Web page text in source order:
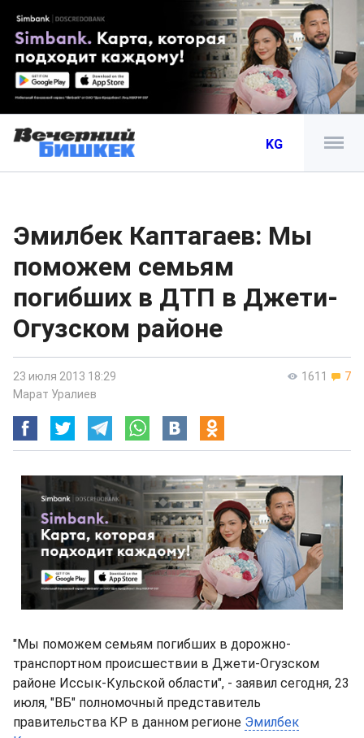
KG
Эмилбек Каптагаев: Мы
поможем семьям
погибших в ДТП в Джети-
Огузском районе
1611 7
23 июля 2013 18:29
Марат Уралиев
"Мы поможем семьям погибших в дорожно-
транспортном происшествии в Джети-Огузском
районе Иссык-Кульской области", - заявил сегодня, 23
июля, "ВБ" полномочный представитель
правительства КР в данном регионе Эмилбек